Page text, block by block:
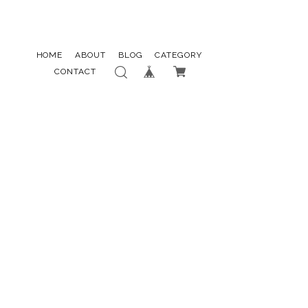
HOME ABOUT BLOG
CATEGORY
CONTACT